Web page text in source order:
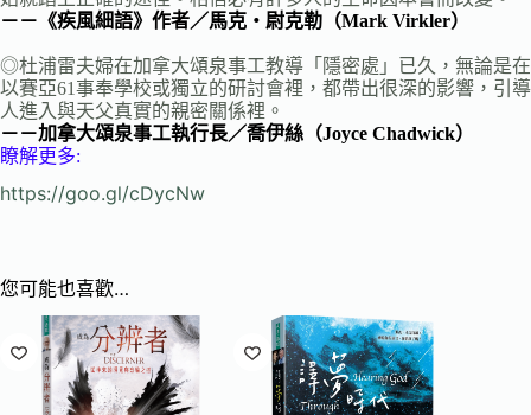
－－《疾風細語》作者／馬克‧尉克勒（Mark Virkler）
◎杜浦雷夫婦在加拿大頌泉事工教導「隱密處」已久，無論是在
以賽亞61事奉學校或獨立的研討會裡，都帶出很深的影響，引導
人進入與天父真實的親密關係裡。
－－加拿大頌泉事工執行長／喬伊絲（Joyce Chadwick）
瞭解更多:
https://goo.gl/cDycNw
您可能也喜歡…